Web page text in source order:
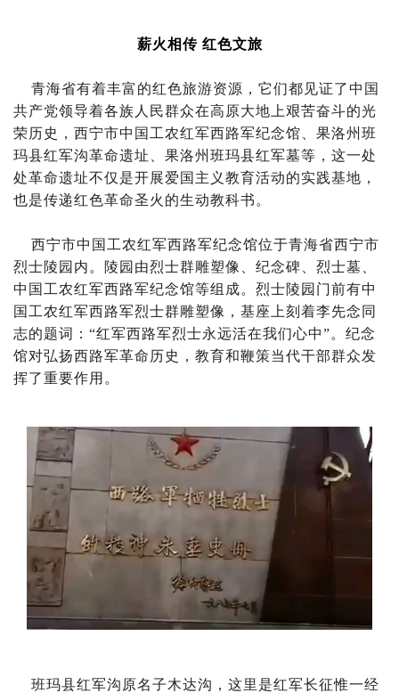
薪火相传 红色文旅
青海省有着丰富的红色旅游资源，它们都见证了中国
共产党领导着各族人民群众在高原大地上艰苦奋斗的光
荣历史，西宁市中国工农红军西路军纪念馆、果洛州班
玛县红军沟革命遗址、果洛州班玛县红军墓等，这一处
处革命遗址不仅是开展爱国主义教育活动的实践基地，
也是传递红色革命圣火的生动教科书。
西宁市中国工农红军西路军纪念馆位于青海省西宁市
烈士陵园内。陵园由烈士群雕塑像、纪念碑、烈士墓、
中国工农红军西路军纪念馆等组成。烈士陵园门前有中
国工农红军西路军烈士群雕塑像，基座上刻着李先念同
志的题词：“红军西路军烈士永远活在我们心中”。纪念
馆对弘扬西路军革命历史，教育和鞭策当代干部群众发
挥了重要作用。
班玛县红军沟原名子木达沟，这里是红军长征惟一经